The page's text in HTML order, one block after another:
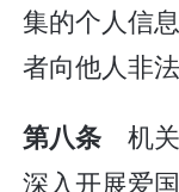
集的个人信
者向他人非法
第八条 机
深入开展爱